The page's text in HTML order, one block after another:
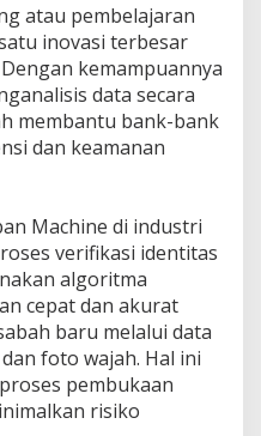
atau pembelajaran
inovasi terbesar
kemampuannya
data secara
membantu bank-bank
dan keamanan
Machine di industri
verifikasi identitas
algoritma
cepat dan akurat
baru melalui data
foto wajah. Hal ini
pembukaan
risiko